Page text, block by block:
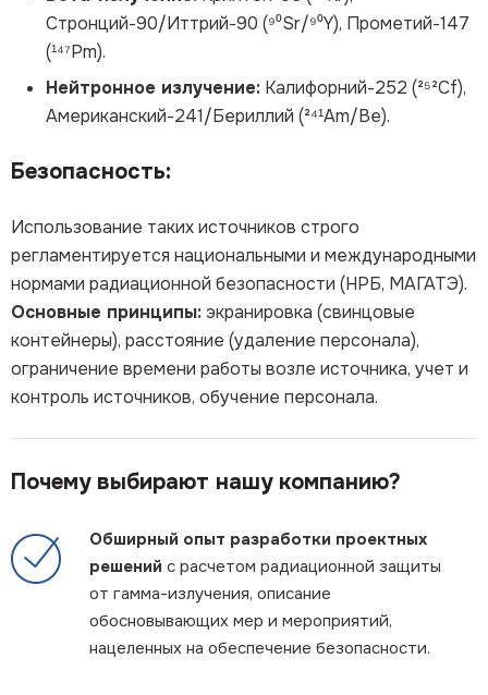
Стронций-90/Иттрий-90 (⁹⁰Sr/⁹⁰Y), Прометий-147
(¹⁴⁷Pm).
Нейтронное излучение: Калифорний-252 (²⁵²Cf),
Американский-241/Бериллий (²⁴¹Am/Be).
Безопасность:
Использование таких источников строго
регламентируется национальными и международными
нормами радиационной безопасности (НРБ, МАГАТЭ).
Основные принципы:экранировка (свинцовые
контейнеры), расстояние (удаление персонала),
ограничение времени работы возле источника, учет и
контроль источников, обучение персонала.
Почему выбирают нашу компанию?
Обширный опыт разработки проектных
решений с расчетом радиационной защиты
от гамма-излучения, описание
обосновывающих мер и мероприятий,
нацеленных на обеспечение безопасности.